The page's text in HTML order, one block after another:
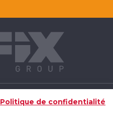
Politique de confidentialité